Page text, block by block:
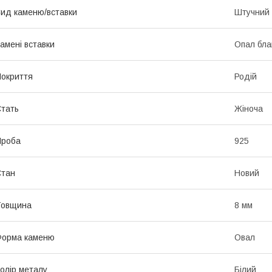
каменю/вставки Штучний
вставки Опал
Родій
Жіноча
925
Новий
8 мм
каменю Овал
металу Білий